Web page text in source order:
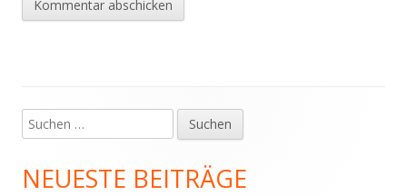
Haupt-
Seitenleiste
Suchen
nach:
NEUESTE BEITRÄGE